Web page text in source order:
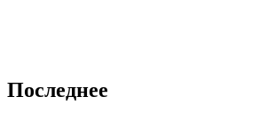
Последнее